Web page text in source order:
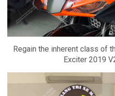
Regain the inherent class of
Exciter 2019